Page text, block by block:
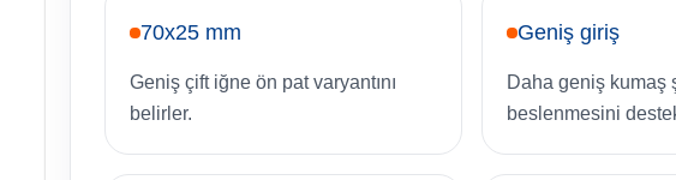
70x25 mm
Geniş çift iğne ön pat varyantını
belirler.
Geniş giriş
Daha geniş kumaş
beslenmesini